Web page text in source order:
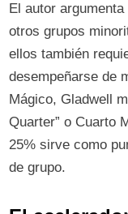
El autor
otros grupos
ellos también
desempeñarse de
Mágico, Gladwell
Quarter” o Cuarto
25% sirve como
de grupo.